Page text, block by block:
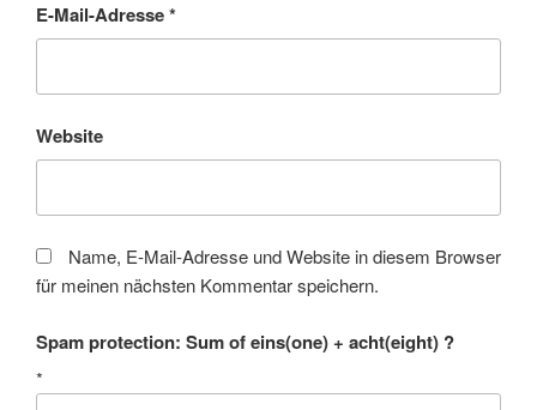
E-Mail-Adresse*
Website
Name, E-Mail-Adresse und Website in diesem Browser
für meinen nächsten Kommentar speichern.
Spam protection: Sum of eins(one) + acht(eight) ?
*